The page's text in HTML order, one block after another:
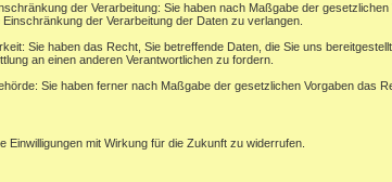
der Verarbeitung: Sie haben nach Maßgabe der
der Verarbeitung der Daten zu verlangen.
Sie haben das Recht, Sie betreffende Daten, die Sie uns
an einen anderen Verantwortlichen zu fordern.
Sie haben ferner nach Maßgabe der gesetzlichen Vorgaben das
Einwilligungen mit Wirkung für die Zukunft zu widerrufen.